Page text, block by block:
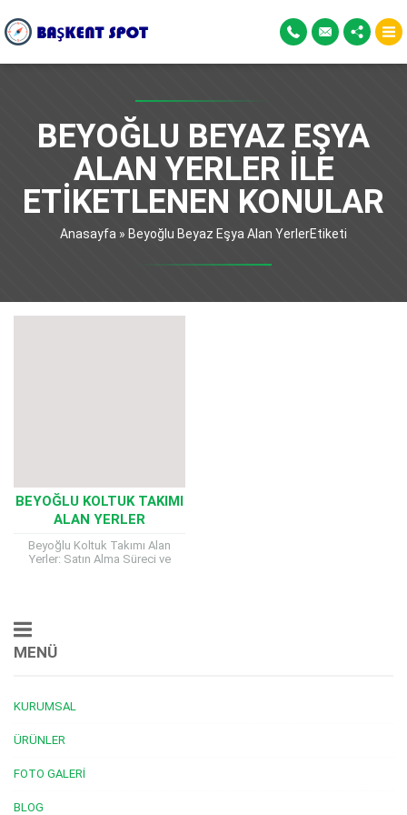
BEYOĞLU BEYAZ EŞYA
ALAN YERLER ILE
ETIKETLENEN KONULAR
Anasayfa » Beyoğlu Beyaz Eşya Alan YerlerEtiketi
BEYOĞLU KOLTUK TAKIMI
ALAN YERLER
Beyoğlu Koltuk Takımı Alan
Yerler: Satın Alma Süreci ve
MENÜ
KURUMSAL
ÜRÜNLER
FOTO GALERI
BLOG